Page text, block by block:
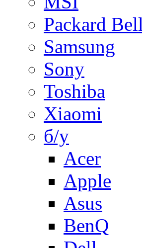
Packard Bell
Samsung
Sony
Toshiba
Xiaomi
б/у
Acer
Apple
Asus
BenQ